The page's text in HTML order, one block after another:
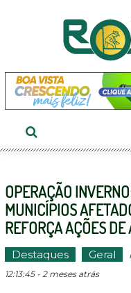
OPERAÇÃO
MUNICÍPIOS
REFORÇA AÇÕES
Destaques Geral
12:13:45 - 2 meses atrás